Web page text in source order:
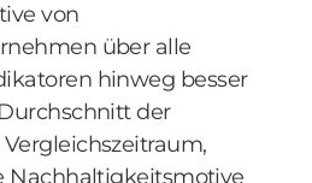
von
über alle
hinweg besser
der
Nachhaltigkeitsmotive